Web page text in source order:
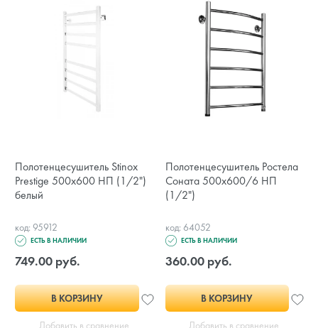
Полотенцесушитель Stinox
Prestige 500x600 НП (1/2")
белый
код: 95912
ЕСТЬ В НАЛИЧИИ
749.00 руб.
В КОРЗИНУ
Добавить в сравнение
Полотенцесушитель Ростела
Соната 500x600/6 НП
(1/2")
код: 64052
ЕСТЬ В НАЛИЧИИ
360.00 руб.
В КОРЗИНУ
Добавить в сравнение